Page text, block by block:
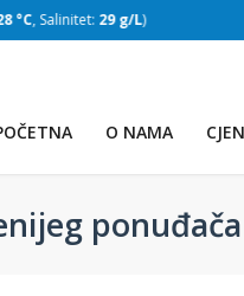
29 g/L)
O NAMA
ponuđača